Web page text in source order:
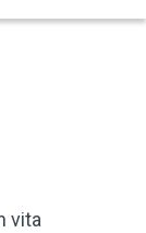
vita